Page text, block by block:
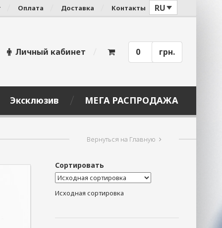
Оплата Доставка Контакты RU
Личный кабинет 0 грн.
Эксклюзив МЕГА РАСПРОДАЖА
Вернуться на Главную
Сортировать
Исходная сортировка